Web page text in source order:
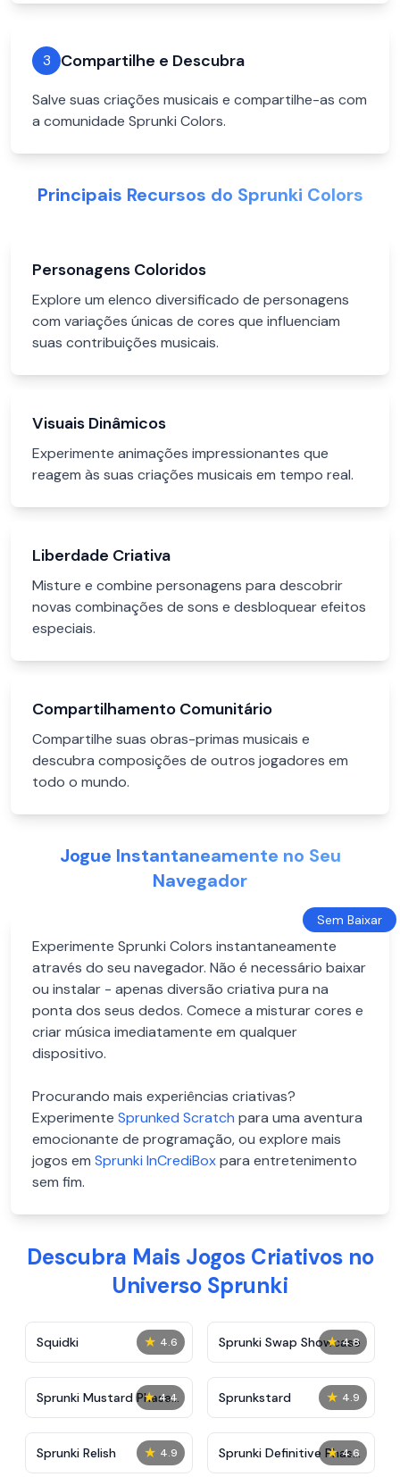
3 Compartilhe e Descubra
Salve suas criações musicais e compartilhe-as com
a comunidade Sprunki Colors.
Principais Recursos do Sprunki Colors
Personagens Coloridos
Explore um elenco diversificado de personagens
com variações únicas de cores que influenciam
suas contribuições musicais.
Visuais Dinâmicos
Experimente animações impressionantes que
reagem às suas criações musicais em tempo real.
Liberdade Criativa
Misture e combine personagens para descobrir
novas combinações de sons e desbloquear efeitos
especiais.
Compartilhamento Comunitário
Compartilhe suas obras-primas musicais e
descubra composições de outros jogadores em
todo o mundo.
Jogue Instantaneamente no Seu
Navegador
Sem Baixar
Experimente Sprunki Colors instantaneamente
através do seu navegador. Não é necessário baixar
ou instalar - apenas diversão criativa pura na
ponta dos seus dedos. Comece a misturar cores e
criar música imediatamente em qualquer
dispositivo.
Procurando mais experiências criativas?
Experimente Sprunked Scratch para uma aventura
emocionante de programação, ou explore mais
jogos em Sprunki InCrediBoxpara entretenimento
sem fim.
Descubra Mais Jogos Criativos no
Universo Sprunki
★ 4.6
Squidki ★ 4.8
Sprunki Swap Showcase
★ 4.4
Sprunki Mustard Phase
2
★ 4.9
Sprunkstard
★ 4.9
Sprunki Relish ★ 4.6
Sprunki Definitive Phase
7